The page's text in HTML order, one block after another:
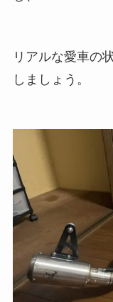
リアルな愛車の
しましょう。